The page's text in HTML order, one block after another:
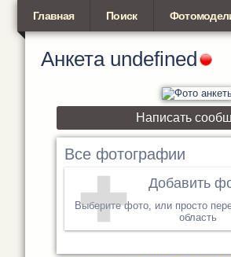
Главная Поиск
Анкета undefined
Написать
Все фотографии
Добавить
Выберите фото, или просто
область